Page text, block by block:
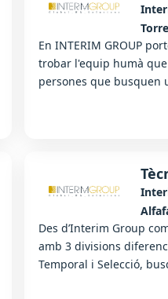
En INTERIM GROUP
trobar l'equip humà
persones que busquen
Des d’Interim Group
amb 3 divisions
Temporal i Selecció,